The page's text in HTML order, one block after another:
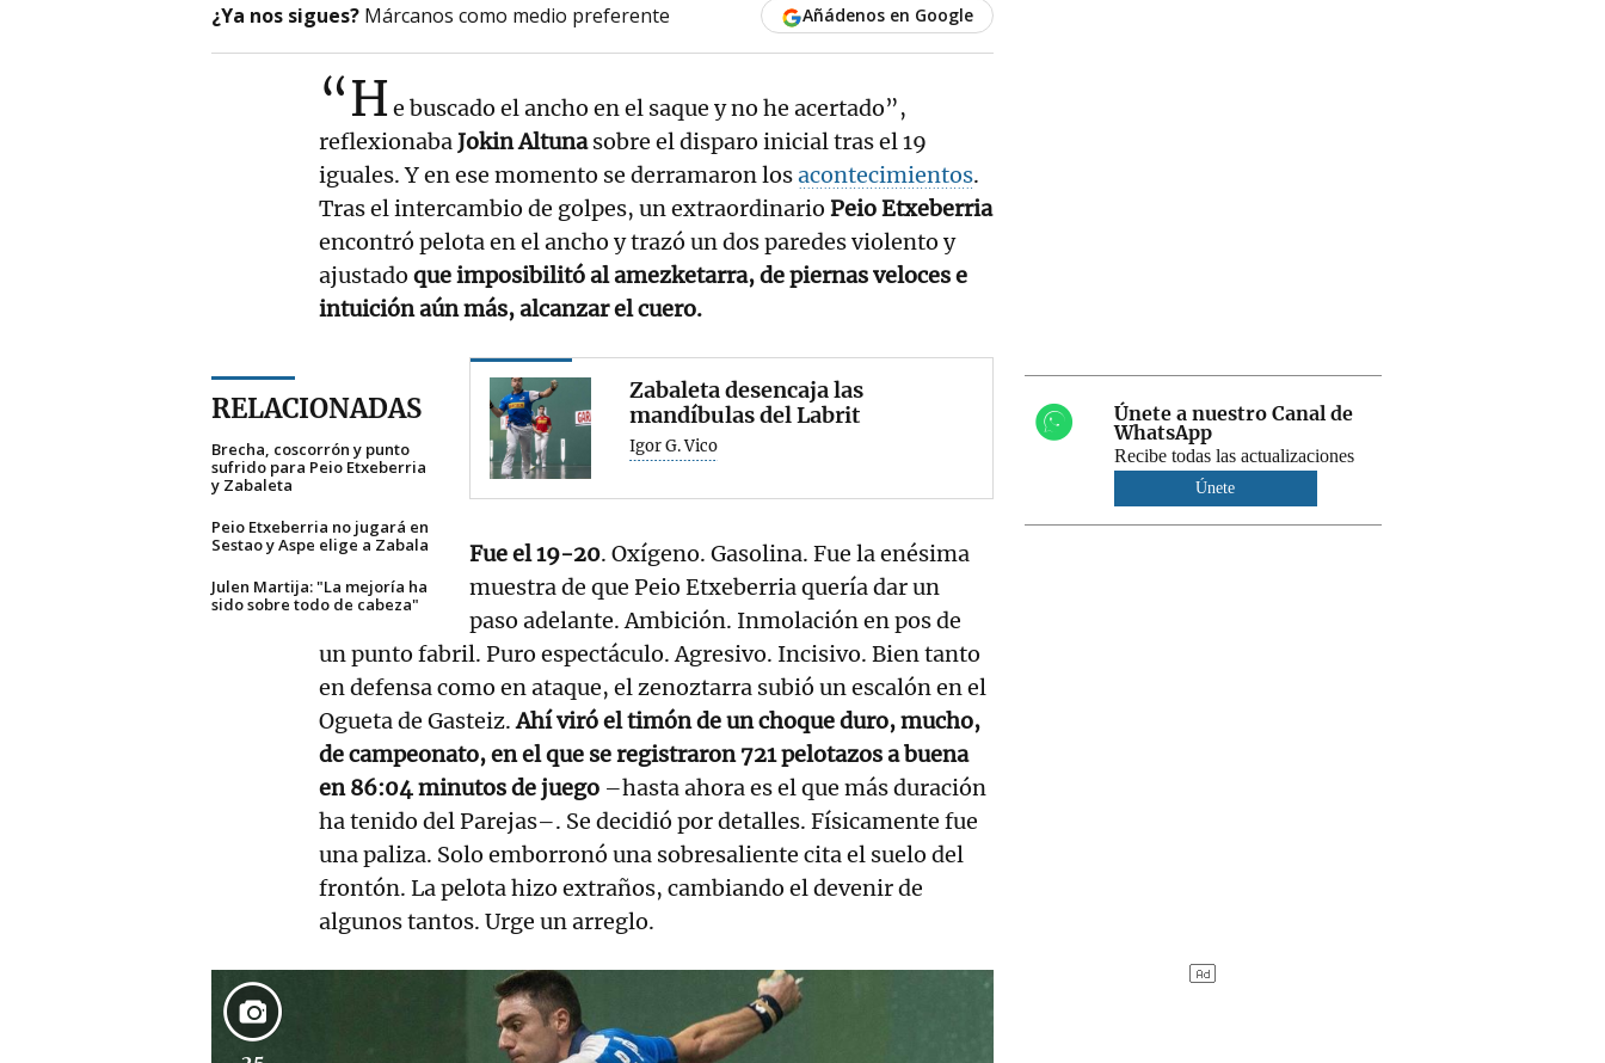
¿Ya nos sigues? Márcanos como medio preferente Añádenos en Google
“H e buscado el ancho en el saque y no he acertado”,
reflexionabaJokin Altunasobre el disparo inicial tras el 19
iguales. Y en ese momento se derramaron losacontecimientos.
Tras el intercambio de golpes, un extraordinario Peio Etxeberria
encontró pelota en el ancho y trazó un dos paredes violento y
ajustado que imposibilitó al amezketarra, de piernas veloces e
intuición aún más, alcanzar el cuero.
RELACIONADAS
Brecha, coscorrón y punto
sufrido para Peio Etxeberria
y Zabaleta
Peio Etxeberria no jugará en
Sestao y Aspe elige a Zabala
Julen Martija: "La mejoría ha
sido sobre todo de cabeza"
Zabaleta desencaja las
mandíbulas del Labrit
Igor G. Vico
Fue el 19-20. Oxígeno. Gasolina. Fue la enésima
muestra de que Peio Etxeberria quería dar un
paso adelante. Ambición. Inmolación en pos de
un punto fabril. Puro espectáculo. Agresivo. Incisivo. Bien tanto
en defensa como en ataque, el zenoztarra subió un escalón en el
Ogueta de Gasteiz.Ahí viró el timón de un choque duro, mucho,
de campeonato, en el que se registraron 721 pelotazos a buena
en 86:04 minutos de juego –hasta ahora es el que más duración
ha tenido del Parejas–. Se decidió por detalles. Físicamente fue
una paliza. Solo emborronó una sobresaliente cita el suelo del
frontón. La pelota hizo extraños, cambiando el devenir de
algunos tantos. Urge un arreglo.
Únete a nuestro Canal de
WhatsApp
Recibe todas las actualizaciones
Únete